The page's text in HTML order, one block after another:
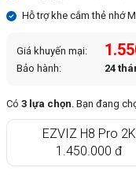
Hỗ trợ khe cắm thẻ nhớ
Giá khuyến mại:
Bảo hành: 24
Có 3 lựa chọn. Bạn đang
EZVIZ H8 Pro 2K
1.450.000 đ